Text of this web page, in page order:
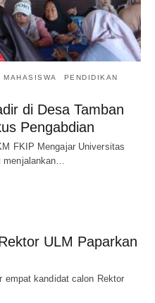
MAHASISWA PENDIDIKAN
di Desa Tamban
Pengabdian
FKIP Mengajar Universitas
ULM Paparkan
empat kandidat calon Rektor